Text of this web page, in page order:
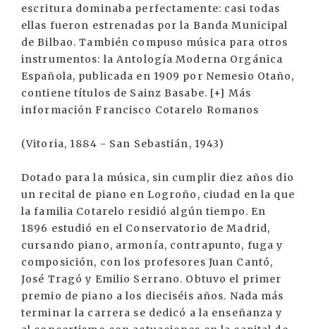
escritura dominaba perfectamente: casi todas
ellas fueron estrenadas por la Banda Municipal
de Bilbao. También compuso música para otros
instrumentos: la Antología Moderna Orgánica
Española, publicada en 1909 por Nemesio Otaño,
contiene títulos de Sainz Basabe. [+] Más
información Francisco Cotarelo Romanos
(Vitoria, 1884 - San Sebastián, 1943)
Dotado para la música, sin cumplir diez años dio
un recital de piano en Logroño, ciudad en la que
la familia Cotarelo residió algún tiempo. En
1896 estudió en el Conservatorio de Madrid,
cursando piano, armonía, contrapunto, fuga y
composición, con los profesores Juan Cantó,
José Tragó y Emilio Serrano. Obtuvo el primer
premio de piano a los dieciséis años. Nada más
terminar la carrera se dedicó a la enseñanza y